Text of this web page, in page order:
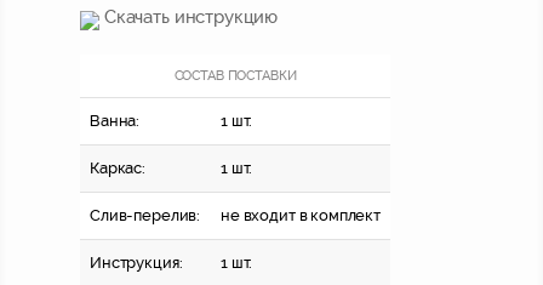
Скачать инструкцию
СОСТАВ ПОСТАВКИ
Ванна: 1 шт.
Каркас: 1 шт.
Слив-перелив: не входит в комплект
Инструкция: 1 шт.